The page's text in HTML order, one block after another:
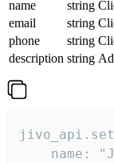
name
string
email
string
phone
string
description string
name: